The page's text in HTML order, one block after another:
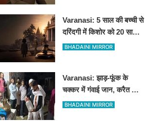
Varanasi: 5 साल की बच्ची से
दरिंदगी में किशोर को 20 साल
की कठोर कैद, बालिग की तरह
BHADAINI MIRROR
Varanasi: झाड़-फूंक के
चक्कर में गंवाई जान, करैत के
काटने से 3 साल के मासूम की
BHADAINI MIRROR